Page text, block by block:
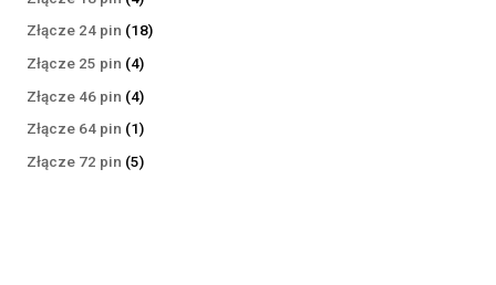
produkty
Złącze 24 pin 1818
Złącze 25 pin 44
produkty
Złącze 46 pin 44
produkty
Złącze 64 pin 11
produkt
Złącze 72 pin 55